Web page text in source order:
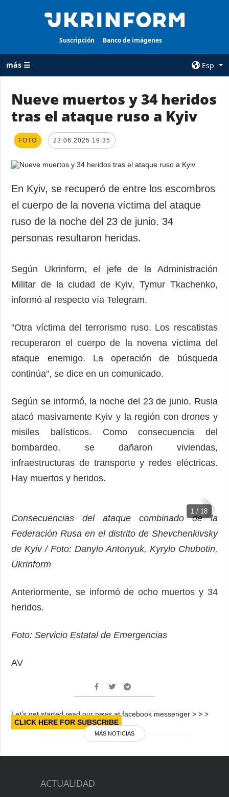
Suscripción Banco de imágenes
más ☰
Esp
TODAS LAS
Guerra
de Ucrania
Política
Economía
Defensa
Sociedad y
Deportes
Crimen
Desastres y
emergencias
AGENCIA
condiciones de
servicios
Política de
privacidad y
datos personales
ADICIONAL
Podcasts
Publicaciones
Entrevistas
Video
SERVICIOS
Suscripción
Banco de
imágenes
Nueve muertos y 34 heridos
tras el ataque ruso a Kyiv
FOTO 23.06.2025 19:35
En Kyiv, se recuperó de entre los escombros
el cuerpo de la novena víctima del ataque
ruso de la noche del 23 de junio. 34
personas resultaron heridas.
Según Ukrinform, el jefe de la Administración
Militar de la ciudad de Kyiv, Tymur Tkachenko,
informó al respecto vía Telegram.
"Otra víctima del terrorismo ruso. Los rescatistas
recuperaron el cuerpo de la novena víctima del
ataque enemigo. La operación de búsqueda
continúa", se dice en un comunicado.
Según se informó, la noche del 23 de junio, Rusia
atacó masivamente Kyiv y la región con drones y
misiles balísticos. Como consecuencia del
bombardeo, se dañaron viviendas,
infraestructuras de transporte y redes eléctricas.
Hay muertos y heridos.
1 / 18
Consecuencias del ataque combinado de la
Federación Rusa en el distrito de Shevchenkivsky
de Kyiv / Foto: Danylo Antonyuk, Kyrylo Chubotin,
Ukrinform
Anteriormente, se informó de ocho muertos y 34
heridos.
Foto: Servicio Estatal de Emergencias
AV
Let’s get started read our news at facebook messenger > > >
CLICK HERE FOR SUBSCRIBE
MÁS NOTICIAS
ACTUALIDAD